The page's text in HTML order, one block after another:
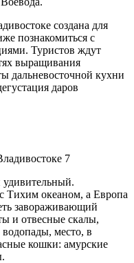
создана для
познакомиться с
Туристов ждут
выращивания
дальневосточной кухни
даров
с Тихим океаном, а Европа
завораживающий
и отвесные скалы,
место, в
кошки: амурские